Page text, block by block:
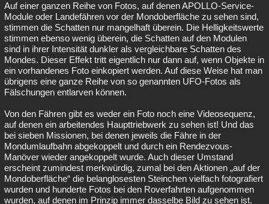
Auf einer ganzen Reihe von Fotos, auf denen APOLLO-Service-
Module oder Landefähren vor der Mondoberfläche zu sehen sind,
stimmen die Schatten nur mangelhaft überein. Die Helligkeitswerte
stimmen ebenso wenig überein, die Schatten auf den Modulen
sind in ihrer Intensität dunkler als vergleichbare Schatten des
Mondes. Dieser Effekt tritt eigentlich nur dann auf, wenn Objekte in
ein vorhandenes Foto einkopiert werden. Auf diese Weise hat man
übrigens eine ganze Reihe von so genannten UFO-Fotos als
Fälschungen entlarven können.
Von den Fähren gibt es weder ein Foto noch eine Videosequenz,
auf denen ein arbeitendes Haupttriebwerk zu sehen ist! Und das
bei sieben Missionen, bei denen jeweils die Fähre in der
Mondumlaufbahn abgekoppelt und durch ein Rendezvous-
Manöver wieder angekoppelt wurde. Auch dieser Umstand
erscheint zumindest merkwürdig, zumal bei den Aktionen „auf der
Mondoberfläche“ die belanglosesten Steinchen vielfach fotografiert
wurden und hunderte Fotos bei den Roverfahrten aufgenommen
wurden, auf denen im Prinzip immer dasselbe Bild zu sehen ist.